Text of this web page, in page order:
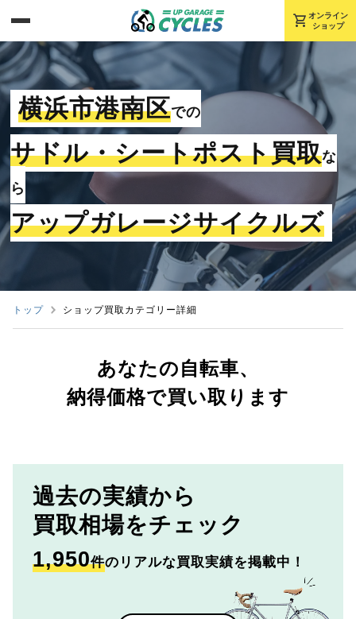
shopping_cart オンライン
ショップ
横浜市港南区での
サドル・シートポスト買取な
ら
アップガレージサイクルズ
トップ ショップ買取カテゴリー詳細
あなたの自転車、
納得価格で買い取ります
過去の実績から
買取相場をチェック
1,950件のリアルな買取実績を掲載中！